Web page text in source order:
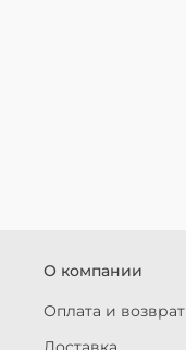
О компании
Оплата и возврат